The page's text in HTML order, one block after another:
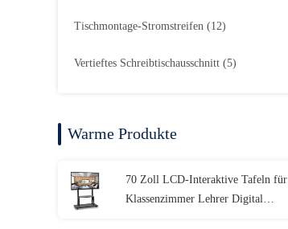
Tischmontage-Stromstreifen (12)
Vertieftes Schreibtischausschnitt (5)
Warme Produkte
70 Zoll LCD-Interaktive Tafeln für
Klassenzimmer Lehrer Digital